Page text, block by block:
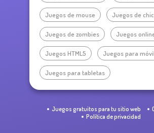
Juegos de mouse Juegos de
Juegos de zombies Juegos
Juegos HTML5 Juegos para móvil
Juegos para tabletas
Juegos gratuitos para tu sitio web
Política de privacidad